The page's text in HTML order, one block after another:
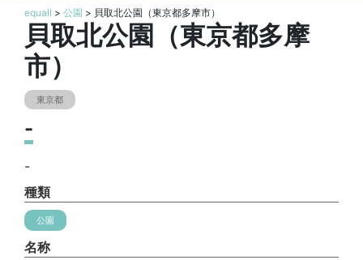
equall > 公園 > 貝取北公園（東京都多摩市）
貝取北公園（東京都多摩
市）
東京都
-
-
種類
公園
名称